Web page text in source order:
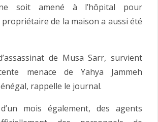
soit amené à l’hôpital pour
de la maison a aussi été
de Musa Sarr, survient
menace de Yahya Jammeh
rappelle le journal.
mois également, des agents